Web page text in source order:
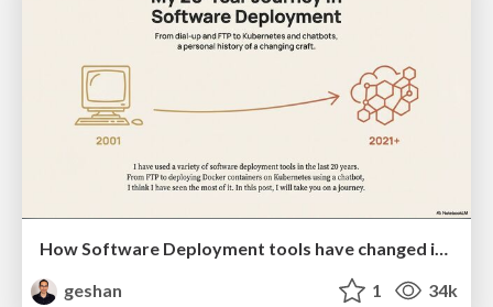
How Software Deployment tools have changed in the past 20 years
geshan
1 34k